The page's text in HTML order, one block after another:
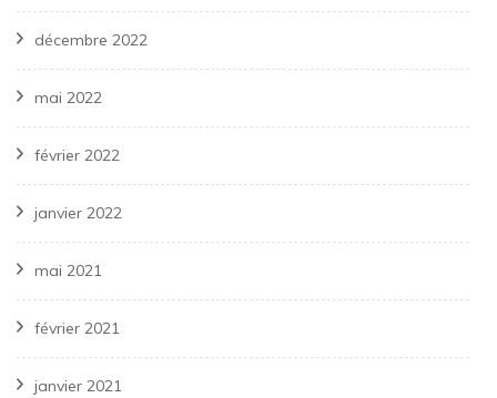
décembre 2022
mai 2022
février 2022
janvier 2022
mai 2021
février 2021
janvier 2021